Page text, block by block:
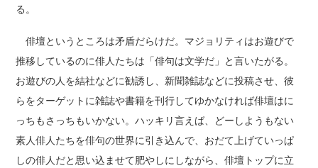
る。
俳壇というところは矛盾だらけだ。マジョリティはお遊びで
推移しているのに俳人たちは「俳句は文学だ」と言いたがる。
お遊びの人を結社などに勧誘し、新聞雑誌などに投稿させ、彼
らをターゲットに雑誌や書籍を刊行してゆかなければ俳壇はに
っちもさっちもいかない。ハッキリ言えば、どーしようもない
素人俳人たちを俳句の世界に引き込んで、おだて上げていっぱ
しの俳人だと思い込ませて肥やしにしながら、俳壇トップに立